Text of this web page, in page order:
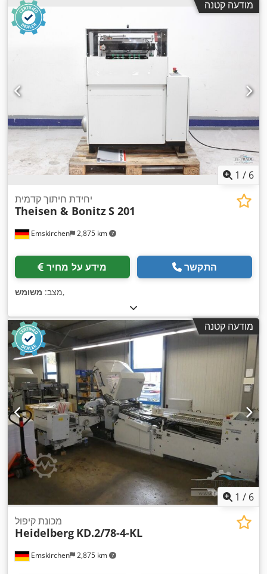
מודעה קטנה
1 / 6
Emskirchen 2,875 km
יחידת חיתוך קדמית
Theisen & BonitzS 201
מידע על מחיר התקשר
מצב: משומש ,
מודעה קטנה
1 / 6
Emskirchen 2,875 km
מכונת קיפול
Heidelberg KD.2/78-4-KL